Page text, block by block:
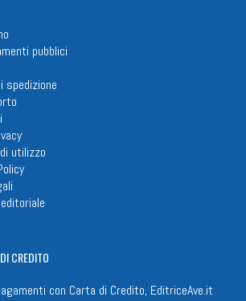
pubblici
spedizione
utilizzo
CREDITO
con Carta di Credito, EditriceAve.it